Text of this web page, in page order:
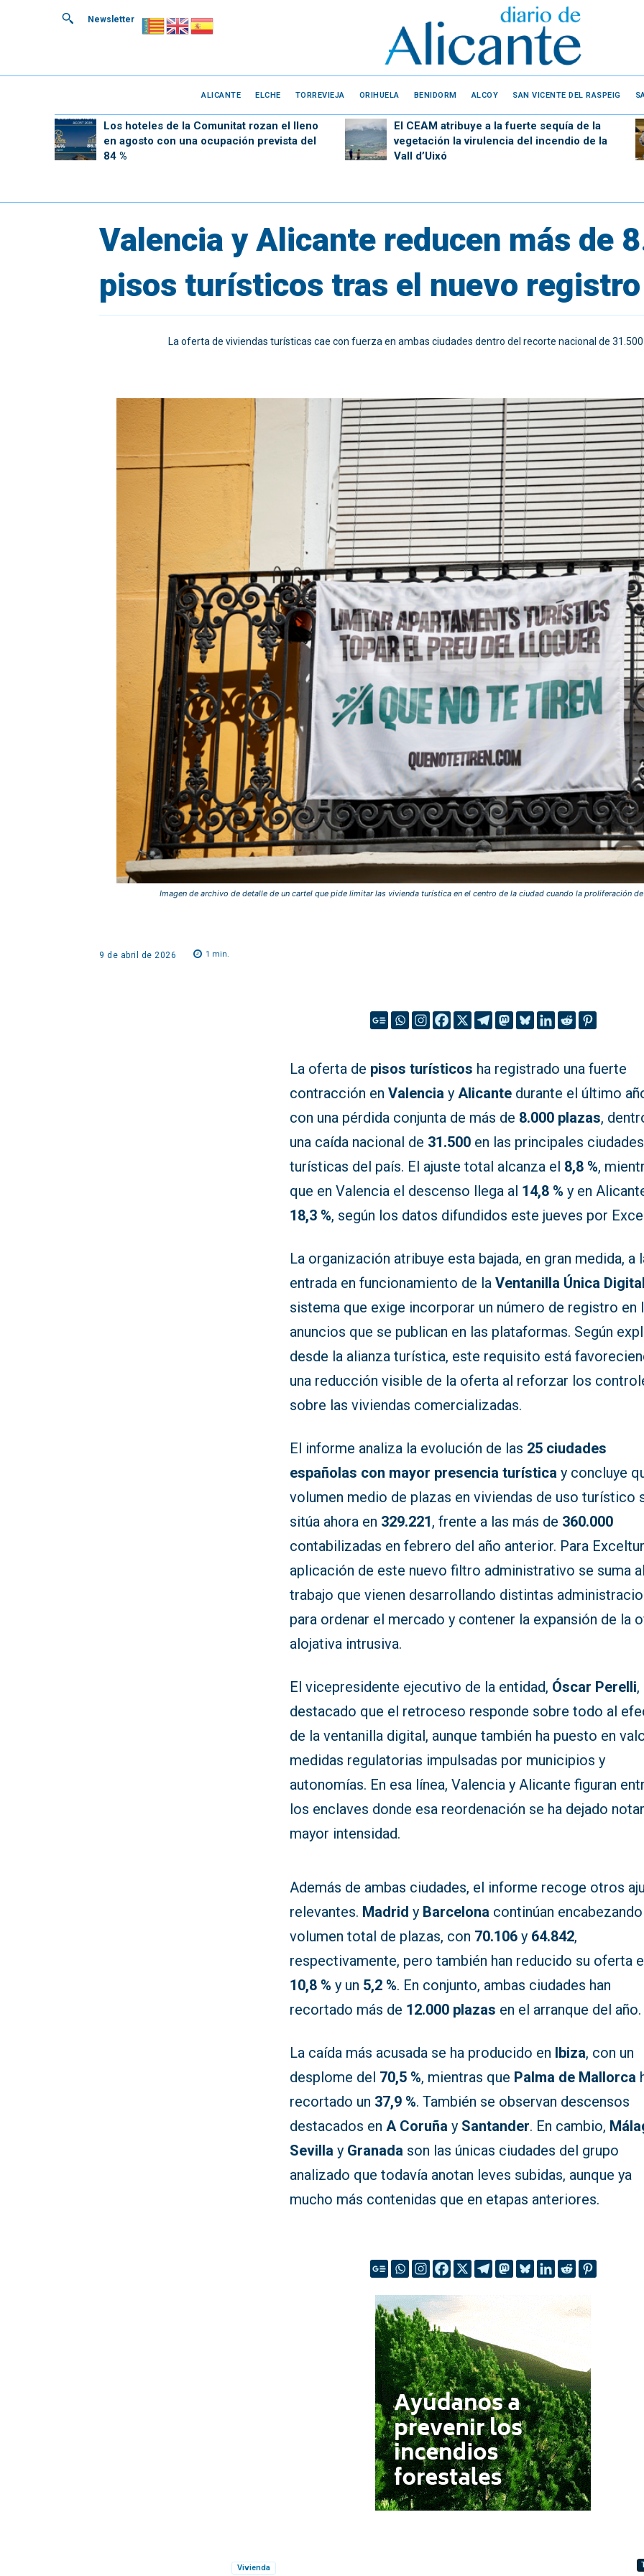
Newsletter
ALICANTE ELCHE TORREVIEJA ORIHUELA BENIDORM ALCOY SAN VICENTE DEL RASPEIG
Los hoteles de la Comunitat rozan el lleno
en agosto con una ocupación prevista del
84 %
El CEAM atribuye a la fuerte sequía de la
vegetación la virulencia del incendio de la
Vall d’Uixó
Valencia y Alicante reducen más de
pisos turísticos tras el nuevo
La oferta de viviendas turísticas cae con fuerza en ambas ciudades dentro del recorte nacional de
Imagen de archivo de detalle de un cartel que pide limitar las vivienda turística en el centro de la ciudad cuando la proliferación
9 de abril de 2026 1 min.
La oferta de pisos turísticos ha registrado una fuerte
contracción enValencia yAlicante durante el último
con una pérdida conjunta de más de 8.000 plazas,
una caída nacional de 31.500 en las principales ciudades
turísticas del país. El ajuste total alcanza el 8,8 %,
que en Valencia el descenso llega al 14,8 % y en
18,3 %, según los datos difundidos este jueves por
La organización atribuye esta bajada, en gran medida, a
entrada en funcionamiento de laVentanilla Única Digital
sistema que exige incorporar un número de registro en
anuncios que se publican en las plataformas. Según
desde la alianza turística, este requisito está
una reducción visible de la oferta al reforzar los
sobre las viviendas comercializadas.
El informe analiza la evolución de las 25 ciudades
españolas con mayor presencia turística y concluye
volumen medio de plazas en viviendas de uso turístico
sitúa ahora en 329.221, frente a las más de 360.000
contabilizadas en febrero del año anterior. Para
aplicación de este nuevo filtro administrativo se suma al
trabajo que vienen desarrollando distintas
para ordenar el mercado y contener la expansión de la
alojativa intrusiva.
El vicepresidente ejecutivo de la entidad, Óscar Perelli,
destacado que el retroceso responde sobre todo al
de la ventanilla digital, aunque también ha puesto en
medidas regulatorias impulsadas por municipios y
autonomías. En esa línea, Valencia y Alicante figuran
los enclaves donde esa reordenación se ha dejado
mayor intensidad.
Además de ambas ciudades, el informe recoge otros
relevantes. Madrid y Barcelona continúan
volumen total de plazas, con 70.106 y 64.842,
respectivamente, pero también han reducido su oferta
10,8 % y un 5,2 %. En conjunto, ambas ciudades han
recortado más de 12.000 plazas en el arranque del año.
La caída más acusada se ha producido en Ibiza, con un
desplome del 70,5 %, mientras que Palma de Mallorca
recortado un 37,9 %. También se observan descensos
destacados enA Coruña y Santander. En cambio,
Sevilla y Granada son las únicas ciudades del grupo
analizado que todavía anotan leves subidas, aunque ya
mucho más contenidas que en etapas anteriores.
Vivienda